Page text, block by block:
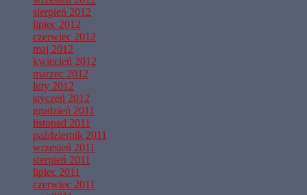
sierpień 2012
lipiec 2012
czerwiec 2012
maj 2012
kwiecień 2012
marzec 2012
luty 2012
styczeń 2012
grudzień 2011
listopad 2011
październik 2011
wrzesień 2011
sierpień 2011
lipiec 2011
czerwiec 2011